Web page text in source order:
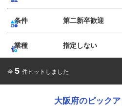
条件 第二新卒歓迎
業種 指定しない
全 5 件ヒットしました
大阪府のピック